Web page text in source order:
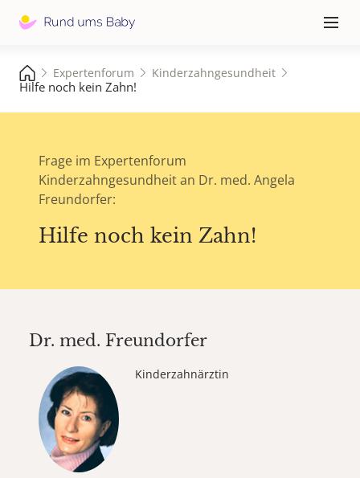
≡
Expertenforum Kinderzahngesundheit
Hilfe noch kein Zahn!
Frage im Expertenforum
Kinderzahngesundheit an Dr. med. Angela
Freundorfer:
Hilfe noch kein Zahn!
Dr. med. Freundorfer
Kinderzahnärztin